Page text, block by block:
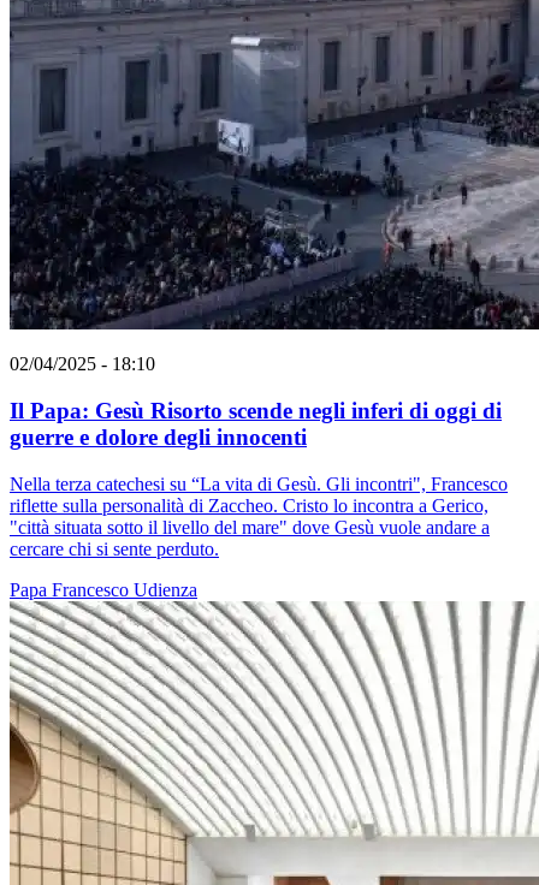
02/04/2025 - 18:10
Il Papa: Gesù Risorto scende negli inferi di oggi di
guerre e dolore degli innocenti
Nella terza catechesi su “La vita di Gesù. Gli incontri", Francesco
riflette sulla personalità di Zaccheo. Cristo lo incontra a Gerico,
"città situata sotto il livello del mare" dove Gesù vuole andare a
cercare chi si sente perduto.
Papa Francesco Udienza